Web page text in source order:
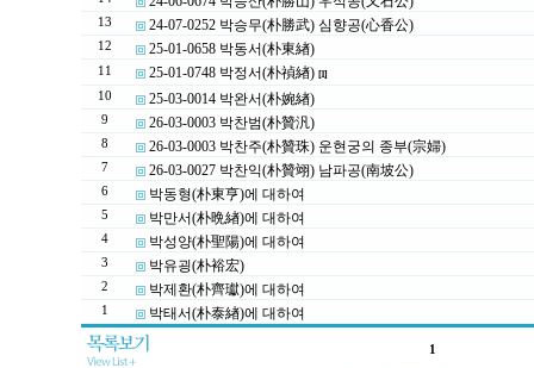
13 24-07-0252 박승무(朴勝武) 심향공(心香公)
12 25-01-0658 박동서(朴東緖)
11 25-01-0748 박정서(朴禎緖) [1]
10 25-03-0014 박완서(朴婉緖)
9 26-03-0003 박찬범(朴贊汎)
8 26-03-0003 박찬주(朴贊珠) 운현궁의 종부(宗婦)
7 26-03-0027 박찬익(朴贊翊) 남파공(南坡公)
6 박동형(朴東亨)에 대하여
5 박만서(朴晩緖)에 대하여
4 박성양(朴聖陽)에 대하여
3 박유굉(朴裕宏)
2 박제환(朴齊瓛)에 대하여
1 박태서(朴泰緖)에 대하여
1